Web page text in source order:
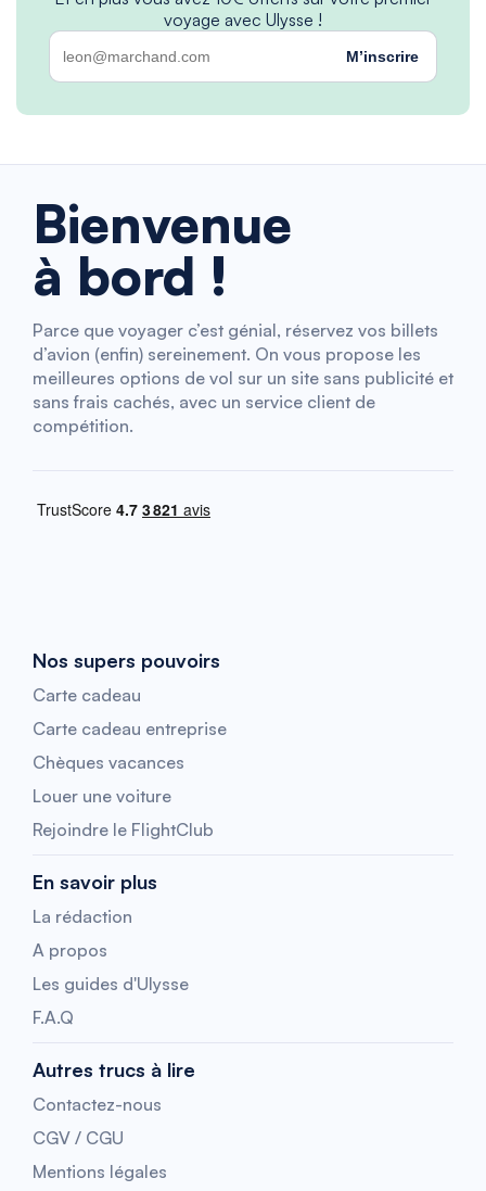
voyage avec Ulysse !
M’inscrire
Bienvenue
à bord !
Parce que voyager c’est génial, réservez vos billets
d’avion (enfin) sereinement. On vous propose les
meilleures options de vol sur un site sans publicité et
sans frais cachés, avec un service client de
compétition.
Nos supers pouvoirs
Carte cadeau
Carte cadeau entreprise
Chèques vacances
Louer une voiture
Rejoindre le FlightClub
En savoir plus
La rédaction
A propos
Les guides d'Ulysse
F.A.Q
Autres trucs à lire
Contactez-nous
CGV / CGU
Mentions légales